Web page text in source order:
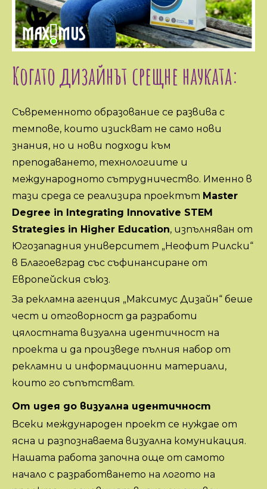
Когато дизайнът срещне науката:
Съвременното образование се развива с
темпове, които изискват не само нови
знания, но и нови подходи към
преподаването, технологиите и
международното сътрудничество. Именно в
тази среда се реализира проектът Master
Degree in Integrating Innovative STEM
Strategies in Higher Education, изпълняван от
Югозападния университет „Неофит Рилски“
в Благоевград със съфинансиране от
Европейския съюз.
За рекламна агенция „Максимус Дизайн“ беше
чест и отговорност да разработи
цялостната визуална идентичност на
проекта и да произведе пълния набор от
рекламни и информационни материали,
които го съпътстват.
От идея до визуална идентичност
Всеки международен проект се нуждае от
ясна и разпознаваема визуална комуникация.
Нашата работа започна още от самото
начало с разработването на логото на